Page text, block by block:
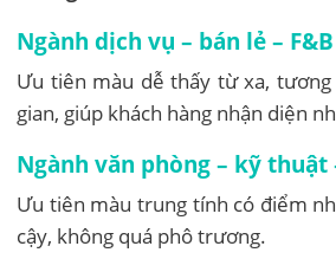
Ngành dịch vụ – bán lẻ – F&B
Ưu tiên màu dễ thấy từ xa,
gian, giúp khách hàng nhận diện
Ngành văn phòng – kỹ thuật
Ưu tiên màu trung tính có điểm
cậy, không quá phô trương.